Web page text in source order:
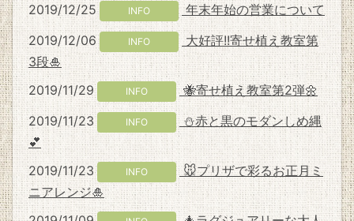
2019/12/25
INFO
年末年始の営業について
2019/12/06
INFO
大好評!!寄せ植え教室第
3段🎍
2019/11/29
INFO
🐝寄せ植え教室第2弾🌼
2019/11/23
INFO
⛄赤と黒のモダンしめ縄
💕
2019/11/23
INFO
🐭プリザで彩るお正月ミ
ニアレンジ🎍